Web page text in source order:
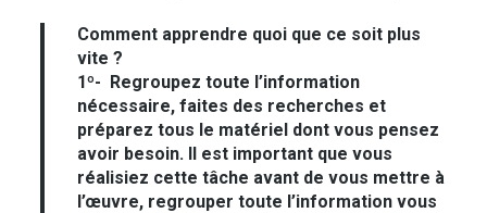
Comment apprendre quoi que ce soit plus
vite ?
1º- Regroupez toute l’information
nécessaire, faites des recherches et
préparez tous le matériel dont vous pensez
avoir besoin. Il est important que vous
réalisiez cette tâche avant de vous mettre à
l’œuvre, regrouper toute l’information vous